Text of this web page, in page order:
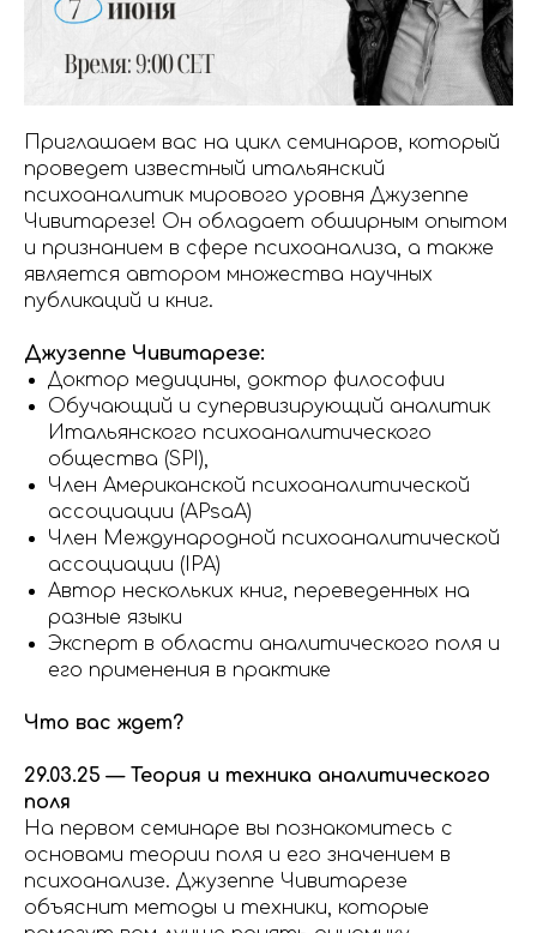
Приглашаем вас на цикл семинаров, который
проведет известный итальянский
психоаналитик мирового уровня Джузеппе
Чивитарезе! Он обладает обширным опытом
и признанием в сфере психоанализа, а также
является автором множества научных
публикаций и книг.
Джузеппе Чивитарезе:
Доктор медицины, доктор философии
Обучающий и супервизирующий аналитик
Итальянского психоаналитического
общества (SPI),
Член Американской психоаналитической
ассоциации (APsaA)
Член Международной психоаналитической
ассоциации (IPA)
Автор нескольких книг, переведенных на
разные языки
Эксперт в области аналитического поля и
его применения в практике
Что вас ждет?
29.03.25 — Теория и техника аналитического
поля
На первом семинаре вы познакомитесь с
основами теории поля и его значением в
психоанализе. Джузеппе Чивитарезе
объяснит методы и техники, которые